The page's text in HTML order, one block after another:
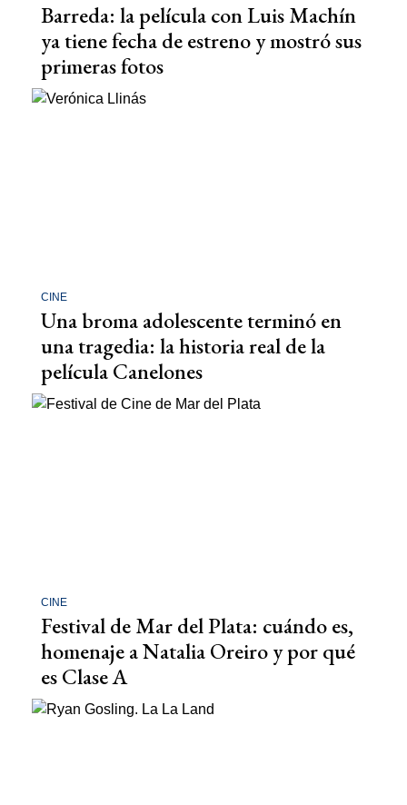
Barreda: la película con Luis Machín
ya tiene fecha de estreno y mostró sus
primeras fotos
CINE
Una broma adolescente terminó en
una tragedia: la historia real de la
película Canelones
CINE
Festival de Mar del Plata: cuándo es,
homenaje a Natalia Oreiro y por qué
es Clase A